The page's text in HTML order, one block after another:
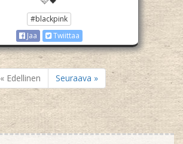
#blackpink
Jaa
Twiittaa
« Edellinen Seuraava »